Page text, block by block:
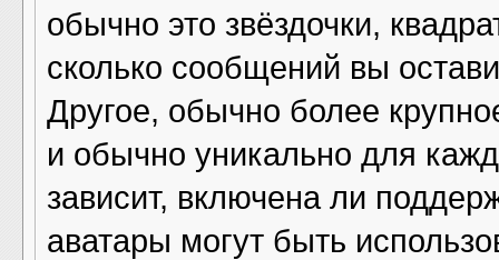
обычно это звёздочки,
сколько сообщений вы
Другое, обычно более
и обычно уникально для
зависит, включена ли
аватары могут быть